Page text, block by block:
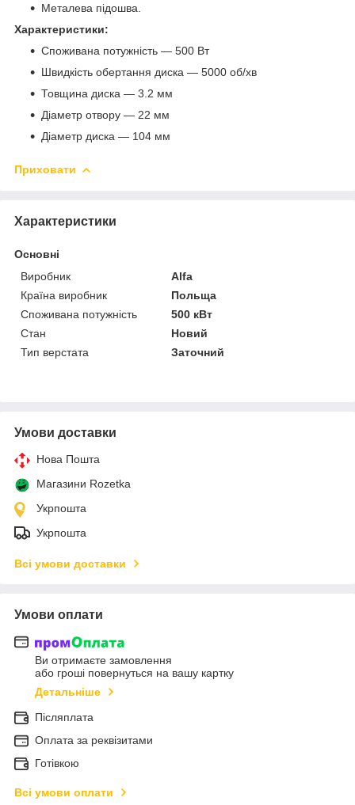
Металева підошва.
Характеристики:
Споживана потужність — 500 Вт
Швидкість обертання диска — 5000 об/хв
Товщина диска — 3.2 мм
Діаметр отвору — 22 мм
Діаметр диска — 104 мм
Приховати
Характеристики
Основні
Виробник
Alfa
Країна виробник
Польща
Споживана потужність
500 кВт
Стан
Новий
Тип верстата
Заточний
Умови доставки
Нова Пошта
Магазини Rozetka
Укрпошта
Укрпошта
Всі умови доставки
Умови оплати
Ви отримаєте замовлення
або гроші повернуться на вашу картку
Детальніше
Післяплата
Оплата за реквізитами
Готівкою
Всі умови оплати